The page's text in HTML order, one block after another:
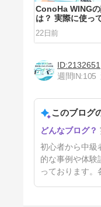
ConoHa WINGの
は？ 実際に使っ
ビュー
22日前
【初心者向け！
るために必要な
10ヶ月前
2132651
週間IN:105
このブログ
初心者から中級
的な事例や体験
っております。